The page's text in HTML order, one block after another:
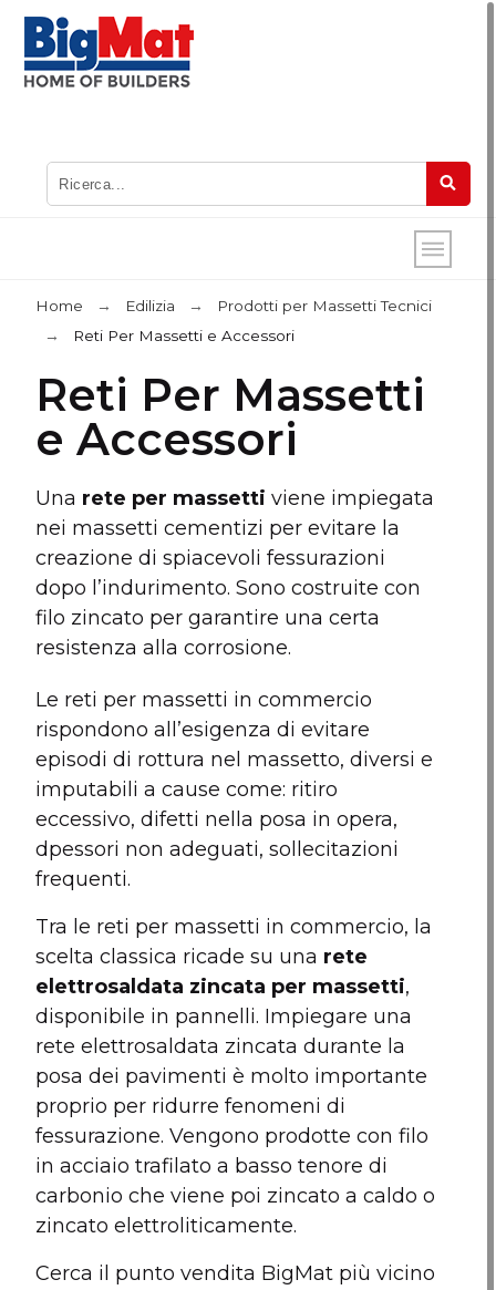
Home Edilizia
Prodotti per Massetti Tecnici
Reti Per Massetti e Accessori
Reti Per Massetti
e Accessori
Una rete per massetti viene impiegata
nei massetti cementizi per evitare la
creazione di spiacevoli fessurazioni
dopo l’indurimento. Sono costruite con
filo zincato per garantire una certa
resistenza alla corrosione.
Le reti per massetti in commercio
rispondono all’esigenza di evitare
episodi di rottura nel massetto, diversi e
imputabili a cause come: ritiro
eccessivo, difetti nella posa in opera,
dpessori non adeguati, sollecitazioni
frequenti.
Tra le reti per massetti in commercio, la
scelta classica ricade su una rete
elettrosaldata zincata per massetti,
disponibile in pannelli. Impiegare una
rete elettrosaldata zincata durante la
posa dei pavimenti è molto importante
proprio per ridurre fenomeni di
fessurazione. Vengono prodotte con filo
in acciaio trafilato a basso tenore di
carbonio che viene poi zincato a caldo o
zincato elettroliticamente.
Cerca il punto vendita BigMat più vicino